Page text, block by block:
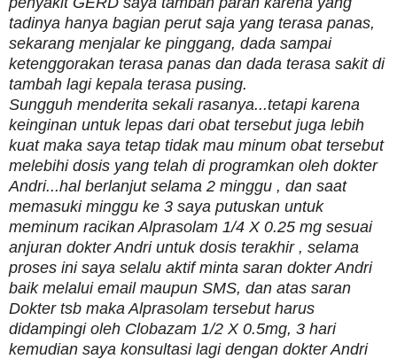
tadinya hanya bagian perut saja yang terasa panas,
sekarang menjalar ke pinggang, dada sampai
ketenggorakan terasa panas dan dada terasa sakit di
tambah lagi kepala terasa pusing.
Sungguh menderita sekali rasanya...tetapi karena
keinginan untuk lepas dari obat tersebut juga lebih
kuat maka saya tetap tidak mau minum obat tersebut
melebihi dosis yang telah di programkan oleh dokter
Andri...hal berlanjut selama 2 minggu , dan saat
memasuki minggu ke 3 saya putuskan untuk
meminum racikan Alprasolam 1/4 X 0.25 mg sesuai
anjuran dokter Andri untuk dosis terakhir , selama
proses ini saya selalu aktif minta saran dokter Andri
baik melalui email maupun SMS, dan atas saran
Dokter tsb maka Alprasolam tersebut harus
didampingi oleh Clobazam 1/2 X 0.5mg, 3 hari
kemudian saya konsultasi lagi dengan dokter Andri